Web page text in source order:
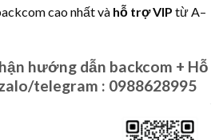
cao nhất và hỗ trợ VIP từ A–
hướng dẫn backcom + Hỗ
telegram : 0988628995